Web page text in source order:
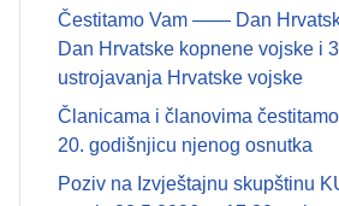
Čestitamo Vam —— Dan
Dan Hrvatske kopnene vojske i
ustrojavanja Hrvatske vojske
Članicama i članovima
20. godišnjicu njenog osnutka
Poziv na Izvještajnu skupštinu